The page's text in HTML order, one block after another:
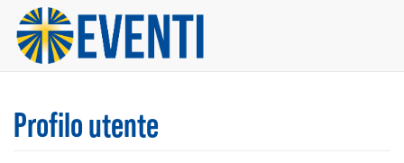
Salta
contenuto
principale
Profilo utente